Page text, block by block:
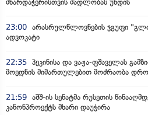
მხარდაჭერისთვის მადლობას უხდის
23:00 არასრულწლოვნების ჯგუფი
ადვოკატი
22:35 პეკინისა და ვაჟა-ფშაველას
მოედნის მიმართულებით მოძრაობა
21:59 აშშ-ის სენატმა რუსეთის
კანონპროექტს მხარი დაუჭირა